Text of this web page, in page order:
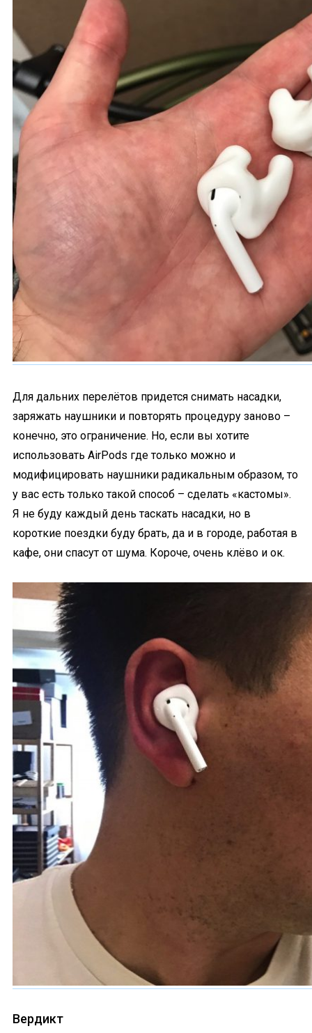
Для дальних перелётов придется снимать насадки,
заряжать наушники и повторять процедуру заново –
конечно, это ограничение. Но, если вы хотите
использовать AirPods где только можно и
модифицировать наушники радикальным образом, то
у вас есть только такой способ – сделать «кастомы».
Я не буду каждый день таскать насадки, но в
короткие поездки буду брать, да и в городе, работая в
кафе, они спасут от шума. Короче, очень клёво и ок.
Вердикт